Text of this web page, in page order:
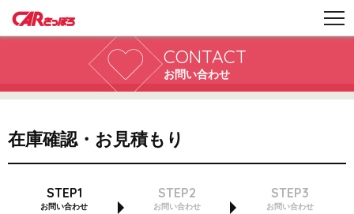
CONTACT
お問い合わせ
在庫確認・お見積もり
STEP1
お問い合わせ
STEP2
お問い合わせ
STEP3
お問い合わせ